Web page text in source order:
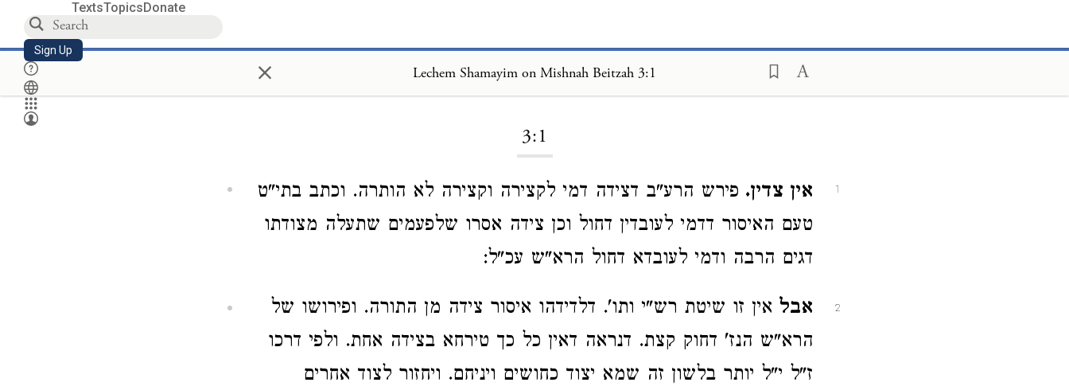
TextsTopicsDonate
Sign Up × Lechem Shamayim on Mishnah Beitzah 3:1
3:1
1 אין צדין. פירש הרע"ב דצידה דמי לקצירה וקצירה לא הותרה. וכתב בתי"ט
טעם האיסור דדמי לעובדין דחול וכן צידה אסרו שלפעמים שתעלה מצודתו
דגים הרבה ודמי לעובדא דחול הרא"ש עכ"ל:
2 אבל אין זו שיטת רש"י ותו'. דלדידהו איסור צידה מן התורה. ופירושו של
הרא"ש הנז' דחוק קצת. דנראה דאין כל כך טירחא בצידה אחת. ולפי דרכו
ז"ל י"ל יותר בלשון זה שמא יצוד כחושים ויניחם. ויחזור לצוד אחרים